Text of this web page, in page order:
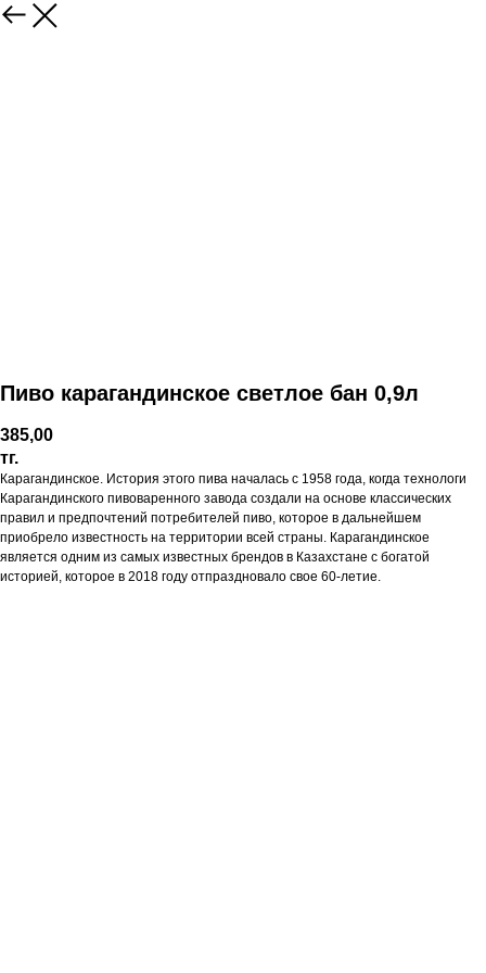
Пиво карагандинское светлое бан 0,9л
385,00
тг.
Карагандинское. История этого пива началась с 1958 года, когда технологи
Карагандинского пивоваренного завода создали на основе классических
правил и предпочтений потребителей пиво, которое в дальнейшем
приобрело известность на территории всей страны. Карагандинское
является одним из самых известных брендов в Казахстане с богатой
историей, которое в 2018 году отпраздновало свое 60-летие.